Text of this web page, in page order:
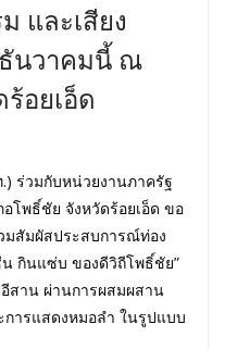
และเสียง
นวาคมนี้ ณ
อยเอ็ด
ร่วมกับหน่วยงานภาครัฐ
โพธิ์ชัย จังหวัดร้อยเอ็ด ขอ
มสัมผัสประสบการณ์ท่อง
กินแซ่บ ของดีวิถีโพธิ์ชัย”
สาน ผ่านการผสมผสาน
ารแสดงหมอลำ ในรูปแบบ